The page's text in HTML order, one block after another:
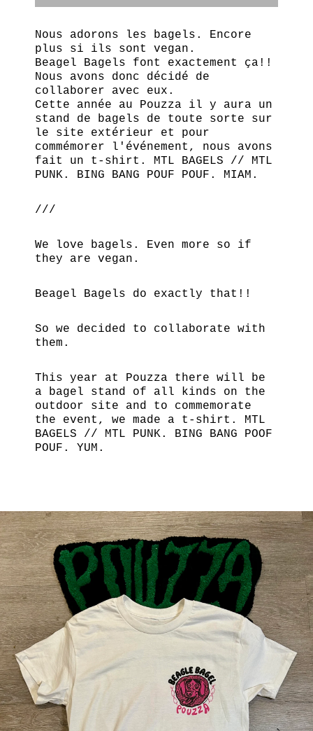
Nous adorons les bagels. Encore
plus si ils sont vegan.
Beagel Bagels font exactement ça!!
Nous avons donc décidé de
collaborer avec eux.
Cette année au Pouzza il y aura un
stand de bagels de toute sorte sur
le site extérieur et pour
commémorer l'événement, nous avons
fait un t-shirt. MTL BAGELS // MTL
PUNK. BING BANG POUF POUF. MIAM.
///
We love bagels. Even more so if
they are vegan.
Beagel Bagels do exactly that!!
So we decided to collaborate with
them.
This year at Pouzza there will be
a bagel stand of all kinds on the
outdoor site and to commemorate
the event, we made a t-shirt. MTL
BAGELS // MTL PUNK. BING BANG POOF
POUF. YUM.